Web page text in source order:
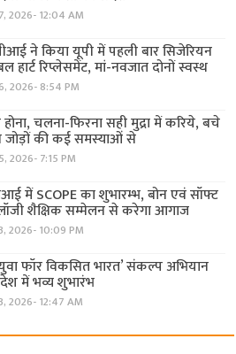
2026- 12:04 AM
ने किया यूपी में पहली बार सिजेरियन
हार्ट रिप्लेसमेंट, मां-नवजात दोनों स्वस्थ
2026- 8:54 PM
चलना-फिरना सही मुद्रा में करिये, बचे
जोड़ों की कई समस्याओं से
2026- 7:15 PM
में SCOPE का शुभारम्भ, बोन एवं सॉफ्ट
शैक्षिक सम्मेलन से करेगा आगाज
2026- 10:09 PM
फॉर विकसित भारत’ संकल्प अभियान
में भव्य शुभारंभ
2026- 12:47 AM